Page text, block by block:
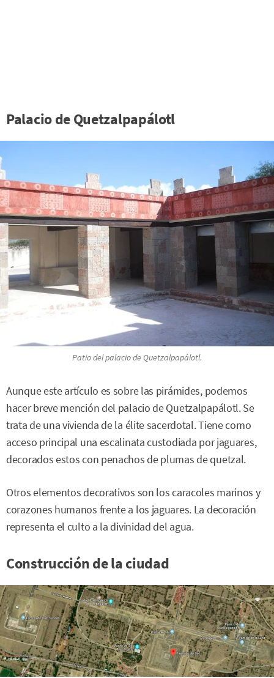
Palacio de Quetzalpapálotl
Patio del palacio de Quetzalpapálotl.
Aunque este artículo es sobre las pirámides, podemos
hacer breve mención del palacio de Quetzalpapálotl. Se
trata de una vivienda de la élite sacerdotal. Tiene como
acceso principal una escalinata custodiada por jaguares,
decorados estos con penachos de plumas de quetzal.
Otros elementos decorativos son los caracoles marinos y
corazones humanos frente a los jaguares. La decoración
representa el culto a la divinidad del agua.
Construcción de la ciudad